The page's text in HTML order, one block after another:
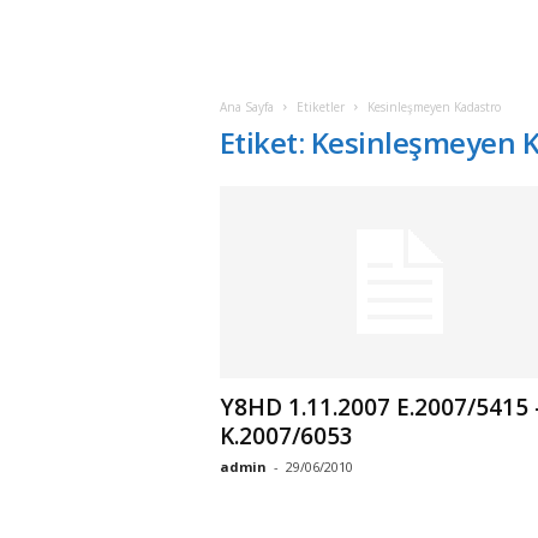
Ana Sayfa Etiketler Kesinleşmeyen Kadastro
Etiket: Kesinleşmeyen
Y8HD 1.11.2007 E.2007/5415
K.2007/6053
admin - 29/06/2010